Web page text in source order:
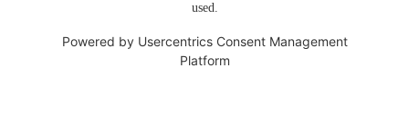
used.
Powered by Usercentrics Consent Management
Platform